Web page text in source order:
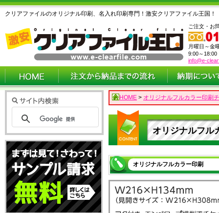
クリアファイルのオリジナル印刷、名入れ印刷専門！激安クリアファイル王国！
ご注文・お
月曜日～金
9:00～18:00
info@e-
HOME > オリジナルフルカラー印刷
オリジナルフル
オリジナルフルカラー印刷